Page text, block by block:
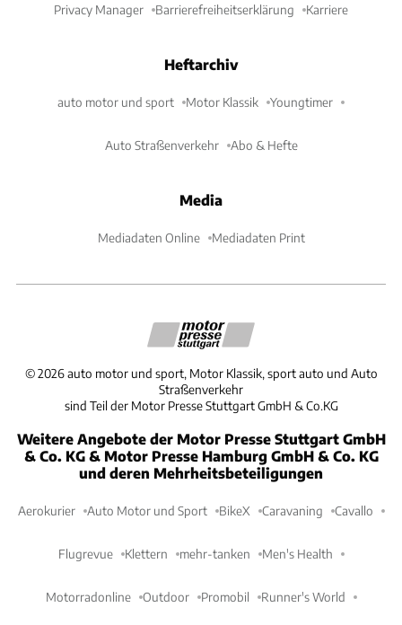
Privacy Manager Barrierefreiheitserklärung Karriere
Heftarchiv
auto motor und sport Motor Klassik Youngtimer
Auto Straßenverkehr Abo & Hefte
Media
Mediadaten Online Mediadaten Print
©2026 auto motor und sport, Motor Klassik, sport auto und Auto
Straßenverkehr
sind Teil der Motor Presse Stuttgart GmbH & Co.KG
Weitere Angebote der Motor Presse Stuttgart GmbH
& Co. KG & Motor Presse Hamburg GmbH & Co. KG
und deren Mehrheitsbeteiligungen
Aerokurier Auto Motor und Sport BikeX Caravaning Cavallo
Flugrevue Klettern mehr-tanken Men's Health
Motorradonline Outdoor Promobil Runner's World